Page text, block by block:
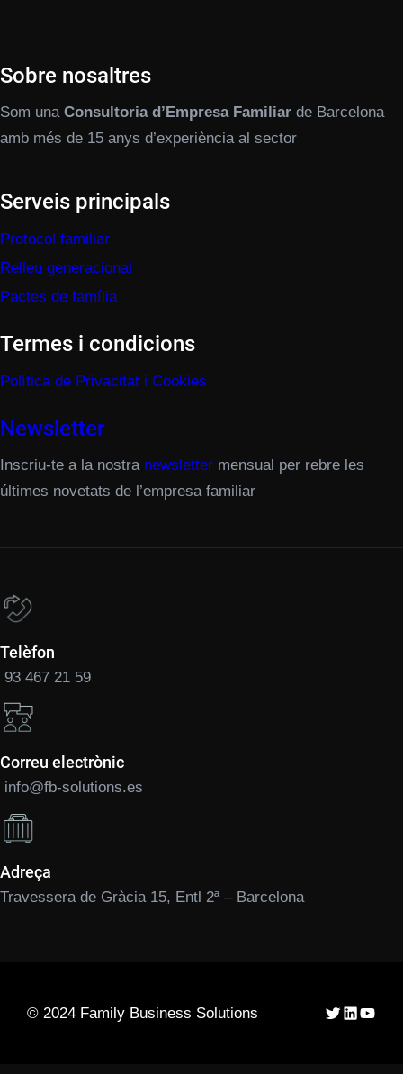
Sobre nosaltres
Som una Consultoria d’Empresa Familiar de Barcelona
amb més de 15 anys d’experiència al sector
Serveis principals
Protocol familiar
Relleu generacional
Pactes de família
Termes i condicions
Política de Privacitat i Cookies
Newsletter
Inscriu-te a la nostra newsletter mensual per rebre les
últimes novetats de l’empresa familiar
Telèfon
93 467 21 59
Correu electrònic
info@fb-solutions.es
Adreça
Travessera de Gràcia 15, Entl 2ª – Barcelona
© 2024 Family Business Solutions Twitter
LinkedIn